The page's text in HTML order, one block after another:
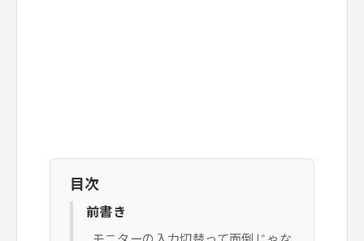
目次
前書き